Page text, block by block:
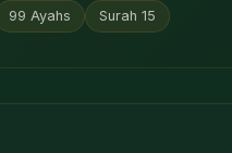
99 Ayahs Surah 15